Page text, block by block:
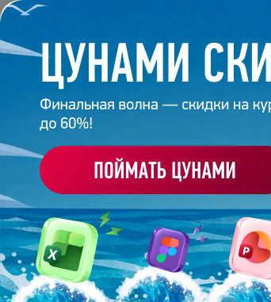
Главная
ОТЗЫВЫ
СВЕЖИЕ ОТЗЫВЫ